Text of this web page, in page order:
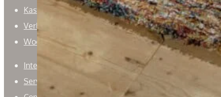
Kasten
Verlichting
Woonaccessoires
Interieuradvies
Service